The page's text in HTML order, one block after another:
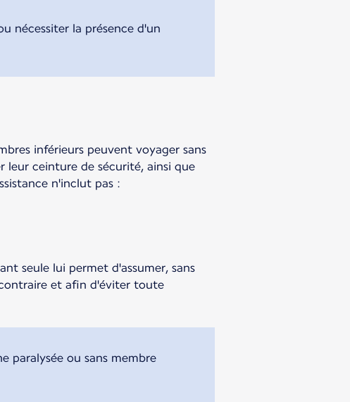
nécessiter la présence d'un
inférieurs peuvent voyager sans
leur ceinture de sécurité, ainsi que
n'inclut pas :
seule lui permet d'assumer, sans
contraire et afin d'éviter toute
paralysée ou sans membre